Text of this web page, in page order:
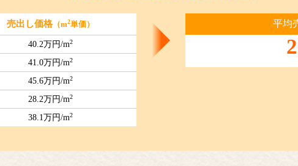
売出し価格（m2単価）
40.2万円/m2
41.0万円/m2
45.6万円/m2
28.2万円/m2
38.1万円/m2
平均